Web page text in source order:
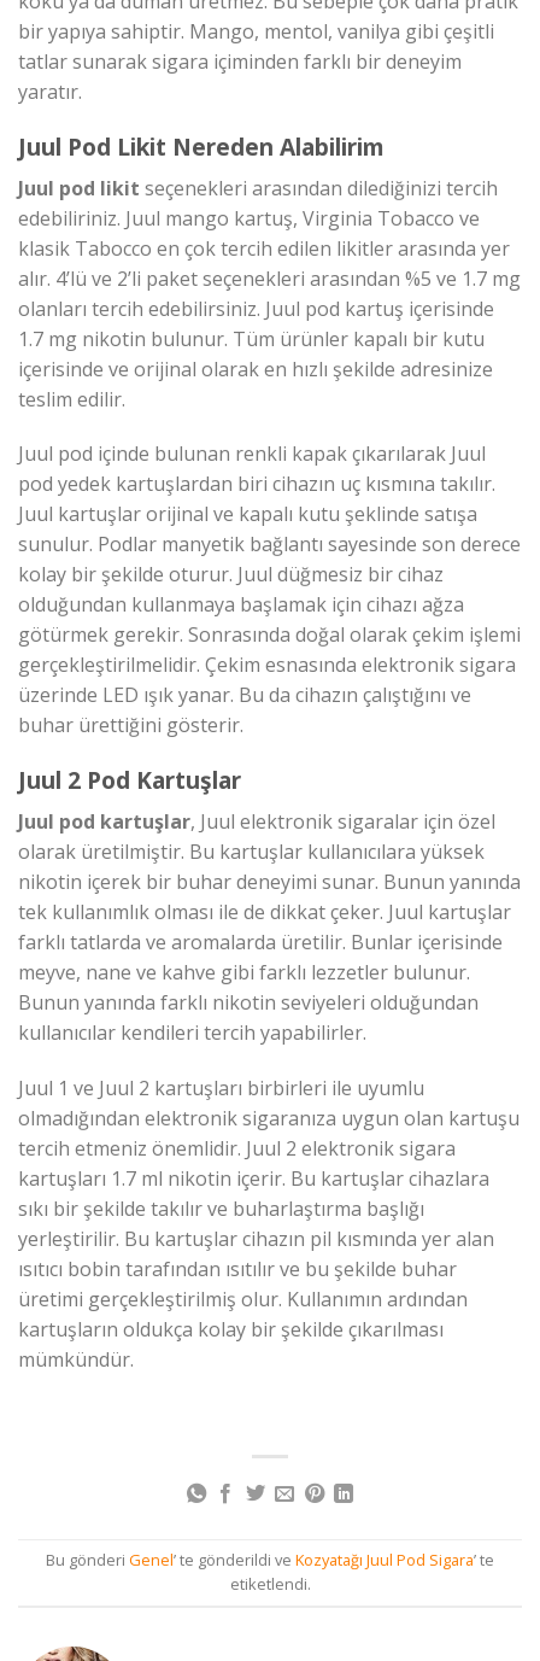
bir yapıya sahiptir. Mango, mentol, vanilya gibi çeşitli
tatlar sunarak sigara içiminden farklı bir deneyim
yaratır.
Juul Pod Likit Nereden Alabilirim
Juul pod likit seçenekleri arasından dilediğinizi tercih
edebiliriniz. Juul mango kartuş, Virginia Tobacco ve
klasik Tabocco en çok tercih edilen likitler arasında yer
alır. 4’lü ve 2’li paket seçenekleri arasından %5 ve 1.7 mg
olanları tercih edebilirsiniz. Juul pod kartuş içerisinde
1.7 mg nikotin bulunur. Tüm ürünler kapalı bir kutu
içerisinde ve orijinal olarak en hızlı şekilde adresinize
teslim edilir.
Juul pod içinde bulunan renkli kapak çıkarılarak Juul
pod yedek kartuşlardan biri cihazın uç kısmına takılır.
Juul kartuşlar orijinal ve kapalı kutu şeklinde satışa
sunulur. Podlar manyetik bağlantı sayesinde son derece
kolay bir şekilde oturur. Juul düğmesiz bir cihaz
olduğundan kullanmaya başlamak için cihazı ağza
götürmek gerekir. Sonrasında doğal olarak çekim işlemi
gerçekleştirilmelidir. Çekim esnasında elektronik sigara
üzerinde LED ışık yanar. Bu da cihazın çalıştığını ve
buhar ürettiğini gösterir.
Juul 2 Pod Kartuşlar
Juul pod kartuşlar, Juul elektronik sigaralar için özel
olarak üretilmiştir. Bu kartuşlar kullanıcılara yüksek
nikotin içerek bir buhar deneyimi sunar. Bunun yanında
tek kullanımlık olması ile de dikkat çeker. Juul kartuşlar
farklı tatlarda ve aromalarda üretilir. Bunlar içerisinde
meyve, nane ve kahve gibi farklı lezzetler bulunur.
Bunun yanında farklı nikotin seviyeleri olduğundan
kullanıcılar kendileri tercih yapabilirler.
Juul 1 ve Juul 2 kartuşları birbirleri ile uyumlu
olmadığından elektronik sigaranıza uygun olan kartuşu
tercih etmeniz önemlidir. Juul 2 elektronik sigara
kartuşları 1.7 ml nikotin içerir. Bu kartuşlar cihazlara
sıkı bir şekilde takılır ve buharlaştırma başlığı
yerleştirilir. Bu kartuşlar cihazın pil kısmında yer alan
ısıtıcı bobin tarafından ısıtılır ve bu şekilde buhar
üretimi gerçekleştirilmiş olur. Kullanımın ardından
kartuşların oldukça kolay bir şekilde çıkarılması
mümkündür.
Bu gönderi Genel’ te gönderildi ve Kozyatağı Juul Pod Sigara’ te
etiketlendi.